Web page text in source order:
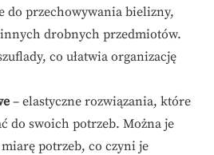
do przechowywania bielizny,
drobnych przedmiotów.
co ułatwia organizację
– elastyczne rozwiązania, które
do swoich potrzeb. Można je
potrzeb, co czyni je